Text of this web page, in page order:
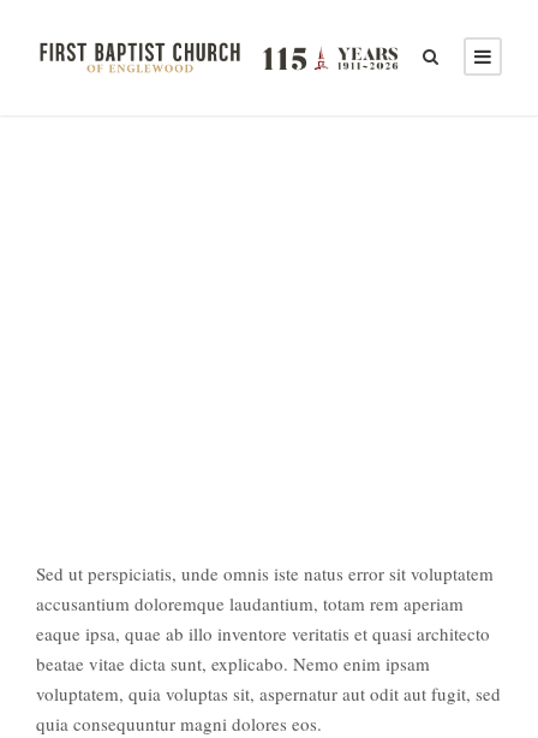
Sed ut perspiciatis, unde omnis iste natus error sit voluptatem
accusantium doloremque laudantium, totam rem aperiam
eaque ipsa, quae ab illo inventore veritatis et quasi architecto
beatae vitae dicta sunt, explicabo. Nemo enim ipsam
voluptatem, quia voluptas sit, aspernatur aut odit aut fugit, sed
quia consequuntur magni dolores eos.